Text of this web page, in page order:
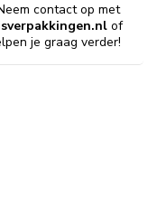
contact op met
of
je graag verder!